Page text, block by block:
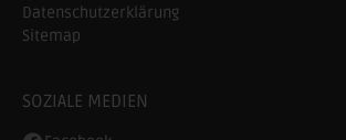
Datenschutzerklärung
Sitemap
SOZIALE MEDIEN